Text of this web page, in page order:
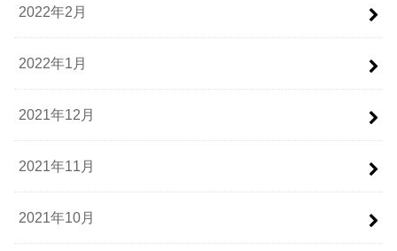
2022年2月
2022年1月
2021年12月
2021年11月
2021年10月